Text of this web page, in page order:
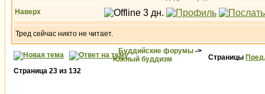
Наверх
Тред сейчас никто не читает.
Буддийские форумы ->
Южный буддизм
Страницы Пред.
Страница 23 из 132